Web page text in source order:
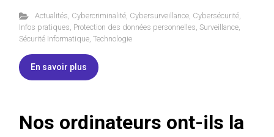
Actualités, Cybercriminalité, Cybersurveillance, Cybersécurité,
Infos pratiques, Protection des données personnelles, Surveillance,
Sécurité Informatique, Technologie
En savoir plus
Nos ordinateurs ont-ils la